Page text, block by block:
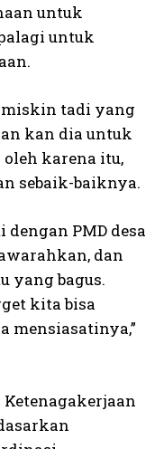
untuk
untuk
tadi yang
kan dia untuk
oleh karena itu,
sebaik-baiknya.
PMD desa
dan
yang bagus.
kita bisa
mensiasatinya,”